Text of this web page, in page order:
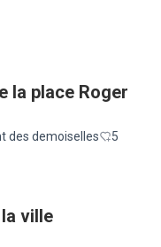
la place Roger
des demoiselles
5
ville